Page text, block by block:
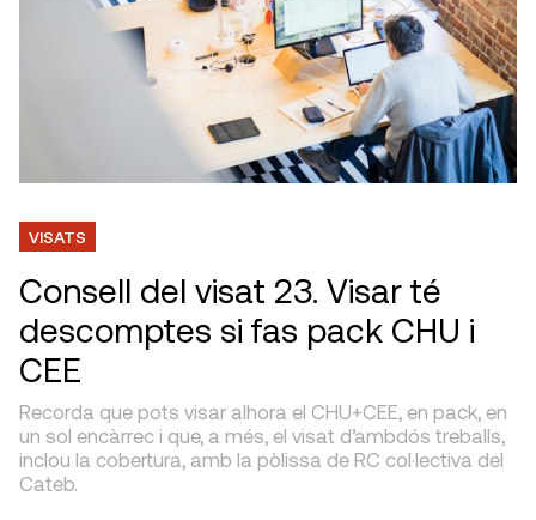
VISATS
Consell del visat 23. Visar té
descomptes si fas pack CHU i
CEE
Recorda que pots visar alhora el CHU+CEE, en pack, en
un sol encàrrec i que, a més, el visat d’ambdós treballs,
inclou la cobertura, amb la pòlissa de RC col·lectiva del
Cateb.